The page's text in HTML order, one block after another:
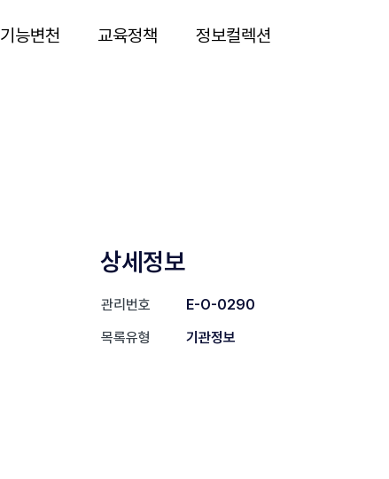
기능변천 교육정책 정보컬렉션
상세정보
관리번호
E-O-0290
목록유형
기관정보